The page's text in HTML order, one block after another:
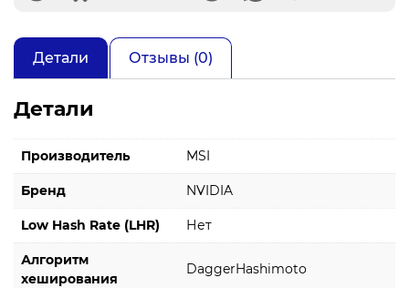
Детали Отзывы (0)
Детали
Производитель MSI
Бренд NVIDIA
Low Hash Rate (LHR) Нет
Алгоритм
хеширования
DaggerHashimoto